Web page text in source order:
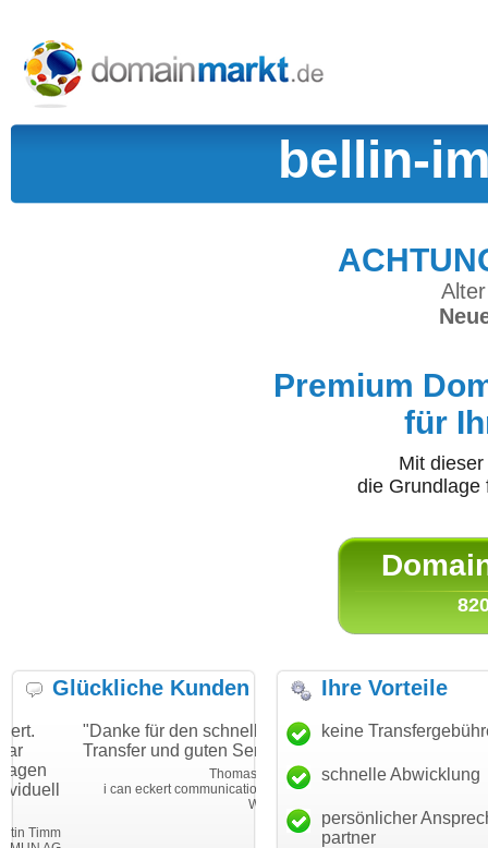
bellin-
Premium
für
Mit
die
Glückliche Kunden
"Danke für den schnellen
Transfer und guten Service!"
Thomas Schäfer
i can eckert communication GmbH
"Ich bin dankbar, meine
Wunschdomain gefunden zu
haben. Die Domain passt für
mein Business und mich
hundertprozentig."
Ihre Vorteile
keine
schnelle Abwicklung
persönlicher
partner